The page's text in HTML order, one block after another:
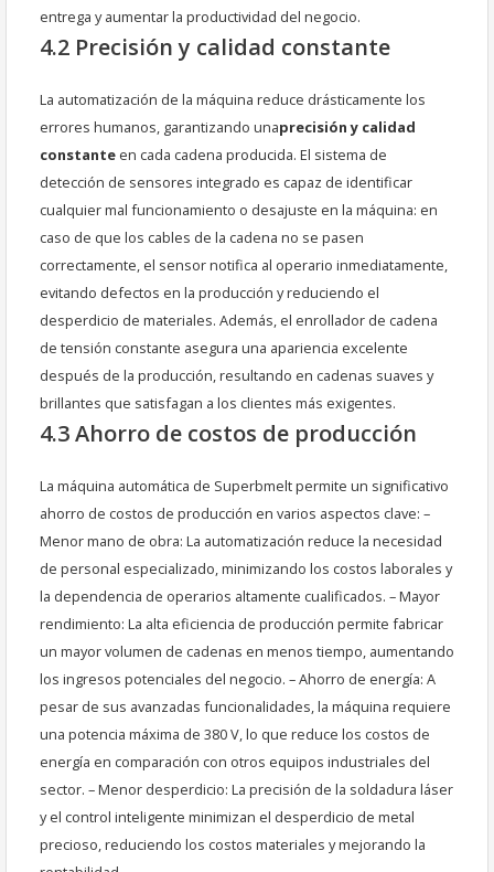
entrega y aumentar la productividad del negocio.
4.2 Precisión y calidad constante
La automatización de la máquina reduce drásticamente los
errores humanos, garantizando unaprecisión y calidad
constante en cada cadena producida. El sistema de
detección de sensores integrado es capaz de identificar
cualquier mal funcionamiento o desajuste en la máquina: en
caso de que los cables de la cadena no se pasen
correctamente, el sensor notifica al operario inmediatamente,
evitando defectos en la producción y reduciendo el
desperdicio de materiales. Además, el enrollador de cadena
de tensión constante asegura una apariencia excelente
después de la producción, resultando en cadenas suaves y
brillantes que satisfagan a los clientes más exigentes.
4.3 Ahorro de costos de producción
La máquina automática de Superbmelt permite un significativo
ahorro de costos de producción en varios aspectos clave: –
Menor mano de obra: La automatización reduce la necesidad
de personal especializado, minimizando los costos laborales y
la dependencia de operarios altamente cualificados. – Mayor
rendimiento: La alta eficiencia de producción permite fabricar
un mayor volumen de cadenas en menos tiempo, aumentando
los ingresos potenciales del negocio. – Ahorro de energía: A
pesar de sus avanzadas funcionalidades, la máquina requiere
una potencia máxima de 380 V, lo que reduce los costos de
energía en comparación con otros equipos industriales del
sector. – Menor desperdicio: La precisión de la soldadura láser
y el control inteligente minimizan el desperdicio de metal
precioso, reduciendo los costos materiales y mejorando la